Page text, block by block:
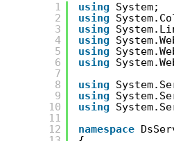
1
2
3
4
5
6
7
8
9
10
11
12
using
System;
using
using
using
using
using
using
using
using
namespace